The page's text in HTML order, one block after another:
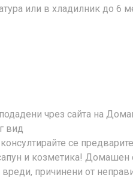
или в хладилник до 6
чрез сайта на
вид
се
и козметика! Домашен
причинени от